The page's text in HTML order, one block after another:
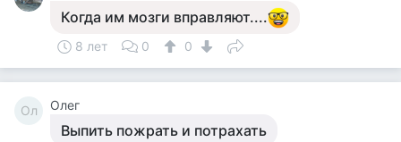
Когда им мозги вправляют....
8 лет 0 0
Ол Олег
Выпить пожрать и потрахать